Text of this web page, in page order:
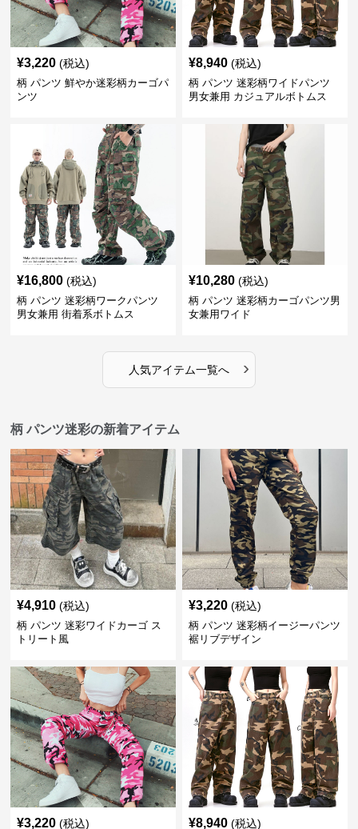
¥3,220 (税込)
柄 パンツ 鮮やか迷彩柄カーゴパ
ンツ
¥8,940 (税込)
柄 パンツ 迷彩柄ワイドパンツ
男女兼用 カジュアルボトムス
¥16,800 (税込)
柄 パンツ 迷彩柄ワークパンツ
男女兼用 街着系ボトムス
¥10,280 (税込)
柄 パンツ 迷彩柄カーゴパンツ男
女兼用ワイド
人気アイテム一覧へ ›
柄 パンツ迷彩の新着アイテム
¥4,910 (税込)
柄 パンツ 迷彩ワイドカーゴ ス
トリート風
¥3,220 (税込)
柄 パンツ 迷彩柄イージーパンツ
裾リブデザイン
¥3,220 (税込) ¥8,940 (税込)